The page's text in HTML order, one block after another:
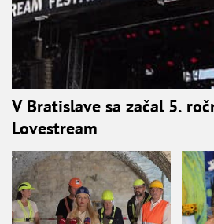
V Bratislave sa začal 5.
Lovestream